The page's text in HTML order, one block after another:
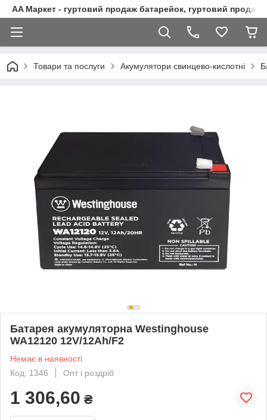
AA Маркет - гуртовий продаж батарейок, гуртовий продаж
Товари та послуги Акумулятори свинцево-кислотні
Батарея акумуляторна Westinghouse
WA12120 12V/12Ah/F2
Немає в наявності
Код: 1346
Опт і роздріб
1 306,60 ₴